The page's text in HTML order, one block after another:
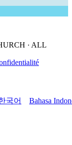
· ALL
국어
Bahasa